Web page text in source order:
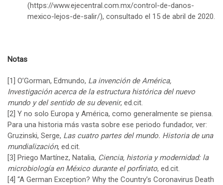
(https://www.ejecentral.com.mx/control-de-danos-
mexico-lejos-de-salir/), consultado el 15 de abril de 2020.
Notas
[1] O’Gorman, Edmundo, La invención de América,
Investigación acerca de la estructura histórica del nuevo
mundo y del sentido de su devenir, ed.cit.
[2] Y no solo Europa y América, como generalmente se piensa.
Para una historia más vasta sobre ese periodo fundador, ver:
Gruzinski, Serge, Las cuatro partes del mundo. Historia de una
mundialización, ed.cit.
[3]
Priego Martínez, Natalia, Ciencia, historia y modernidad: la
microbiología en México durante el porfiriato, ed.cit.
[4] “A German Exception? Why the Country’s Coronavirus Death